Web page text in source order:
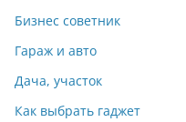
Бизнес советник
Гараж и авто
Дача, участок
Как выбрать гаджет